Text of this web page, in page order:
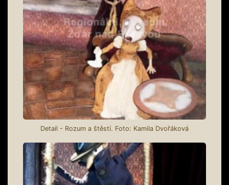
Detail - Rozum a štěstí. Foto: Kamila Dvořáková